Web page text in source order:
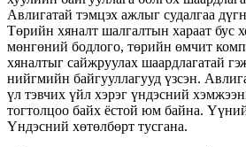
Авлигатай тэмцэх ажлыг судалгаа
Төрийн хяналт шалгалтын хараат бус
мөнгөний бодлого, төрийн өмчит
хяналтыг сайжруулах шаардлагатай
нийгмийн байгууллагууд үзсэн.
үл тэвчих үйл хэрэг үндэсний
тогтолцоо байх ёстой юм байна.
Үндэсний хөтөлбөрт тусгана.